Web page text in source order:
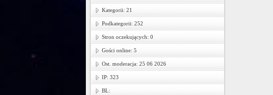
Kategorii: 21
Podkategorii: 252
Stron oczekujących: 0
Gości online: 5
Ost. moderacja: 25 06 2026
IP: 323
BL: